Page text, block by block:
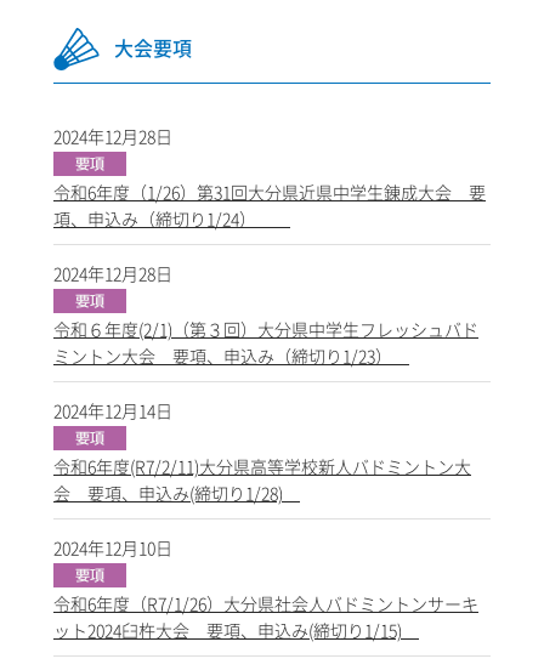
大会要項
2024年12月28日
令和6年度（1/26）第31回大分県近県中学生錬成大会 要
項、申込み（締切り1/24）
2024年12月28日
令和６年度(2/1)（第３回）大分県中学生フレッシュバド
ミントン大会 要項、申込み（締切り1/23）
2024年12月14日
令和6年度(R7/2/11)大分県高等学校新人バドミントン大
会 要項、申込み(締切り1/28)
2024年12月10日
令和6年度（R7/1/26）大分県社会人バドミントンサーキ
ット2024臼杵大会 要項、申込み(締切り1/15)